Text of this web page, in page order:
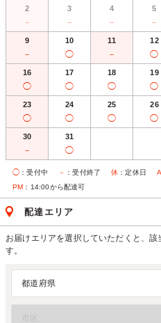
2
－
3
－
4
－
5
－
9
－
10
◯
11
－
12
◯
16
◯
17
◯
18
◯
19
◯
23
◯
24
◯
25
◯
26
◯
30
－
31
◯
◯ ：受付中 － ：受付終了 休 ：定休日
PM ：14:00から配達可
配達エリア
お届けエリアを選択していただくと、
す。